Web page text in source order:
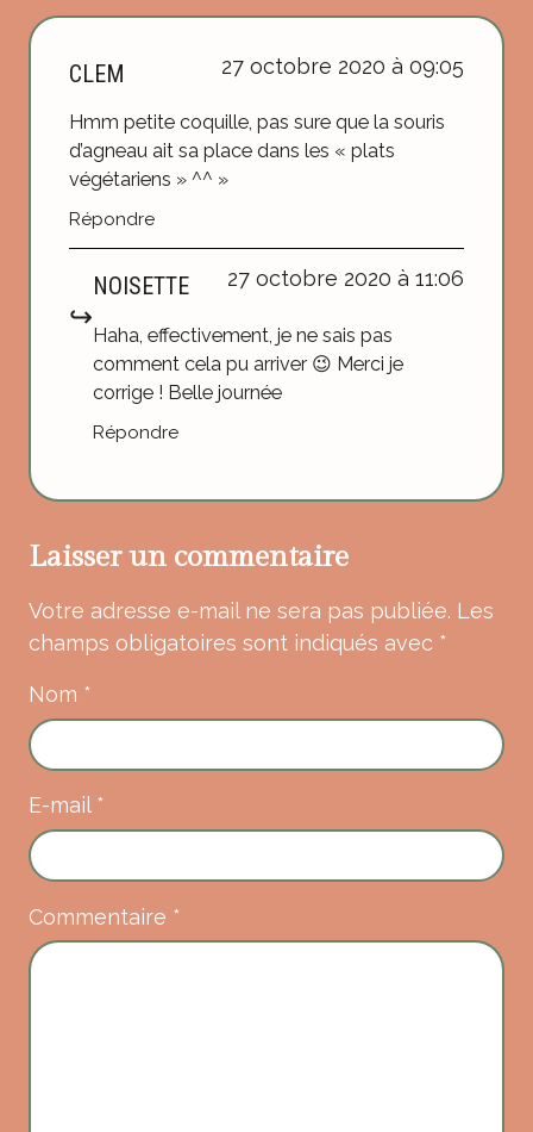
CLEM 27 octobre 2020 à 09:05
Hmm petite coquille, pas sure que la souris
d’agneau ait sa place dans les « plats
végétariens » ^^ »
Répondre
NOISETTE 27 octobre 2020 à 11:06
Haha, effectivement, je ne sais pas
comment cela pu arriver 😉 Merci je
corrige ! Belle journée
Répondre
Laisser un commentaire
Votre adresse e-mail ne sera pas publiée. Les
champs obligatoires sont indiqués avec *
Commentaire *
Nom *
E-mail *